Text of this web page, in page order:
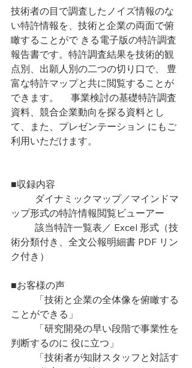
技術者の目で調査したノイズ情報のな
い特許情報を、技術と企業の両面で俯
瞰することがで きる電子版の特許調査
報告書です。特許調査結果を技術的観
点別、出願人別の二つの切り口で、 豊
富な特許マップと共に閲覧することが
できます。 　事業検討の基礎特許調査
資料、競合企業動向を探る資料とし
て、また、プレゼンテーション にもご
利用いただけます。
■収録内容
ダイナミックマップ／マインドマ
ップ形式の特許情報閲覧ビューアー
術分類付き、全文公報明細書 PDF リン
ク付き）
■お客様の声
ことができる」
判断するのに 役に立つ」